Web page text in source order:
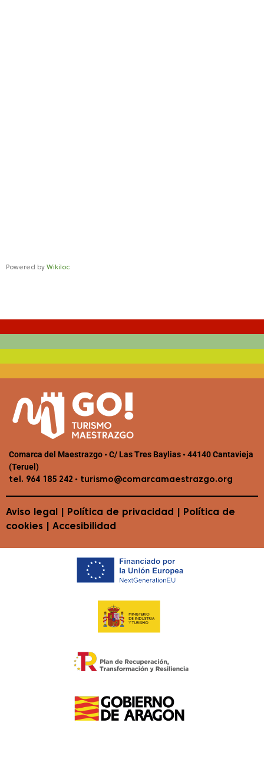
Powered by Wikiloc
Comarca del Maestrazgo • C/ Las Tres Baylias • 44140 Cantavieja
(Teruel)
tel. 964 185 242 • turismo@comarcamaestrazgo.org
Aviso legal Política de privacidad
Política de
cookies
Accesibilidad